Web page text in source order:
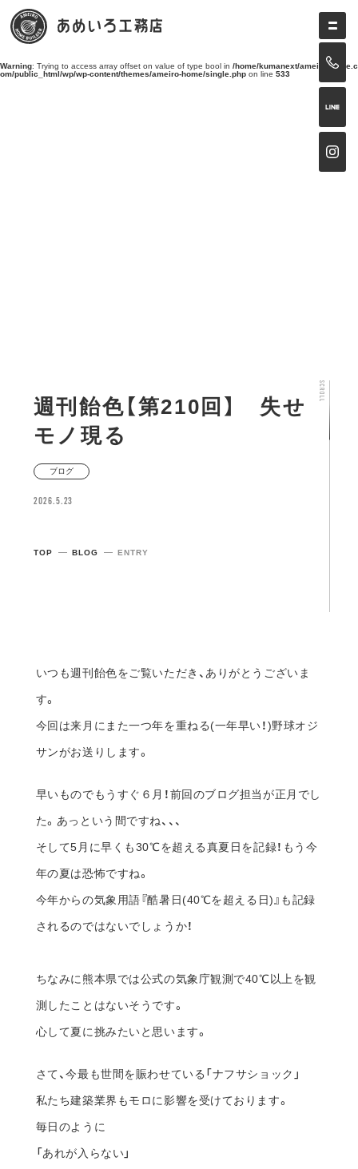
Warning: Trying to access array offset on value of type bool in /home/kumanext/ameiro-home.c
om/public_html/wp/wp-content/themes/ameiro-home/single.php on line 533
週刊飴色【第210回】 失せ
モノ現る
ブログ
2026.5.23
TOP BLOG ENTRY
いつも週刊飴色をご覧いただき、ありがとうございま
す。
今回は来月にまた一つ年を重ねる(一年早い！)野球オジ
サンがお送りします。
早いものでもうすぐ６月！前回のブログ担当が正月でし
た。あっという間ですね、、、
そして5月に早くも30℃を超える真夏日を記録！もう今
年の夏は恐怖ですね。
今年からの気象用語『酷暑日(40℃を超える日)』も記録
されるのではないでしょうか！
ちなみに熊本県では公式の気象庁観測で40℃以上を観
測したことはないそうです。
心して夏に挑みたいと思います。
さて、今最も世間を賑わせている「ナフサショック」
私たち建築業界もモロに影響を受けております。
毎日のように
「あれが入らない」